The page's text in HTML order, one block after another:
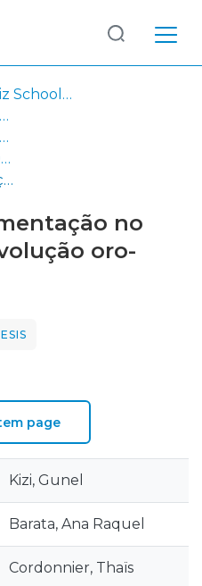
EM - Egas Moniz School of Health & Science
EM - Dissertações de Mestrado
EM - IUEM - Instituto Universitário Egas Moniz
EM - IUEM - Medicina Dentária
O papel da amamentação no crescimento e evolução oro-facial do bebé
no
oro-
page
Kizi, Gunel
Barata, Ana Raquel
Cordonnier, Thaïs